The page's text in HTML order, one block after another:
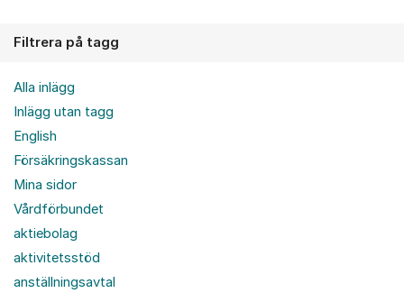
Filtrera på tagg
Alla inlägg
Inlägg utan tagg
English
Försäkringskassan
Mina sidor
Vårdförbundet
aktiebolag
aktivitetsstöd
anställningsavtal